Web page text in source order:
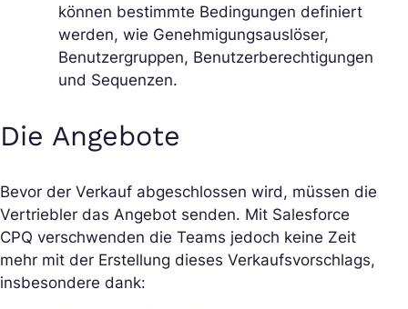
können bestimmte Bedingungen definiert
werden, wie Genehmigungsauslöser,
Benutzergruppen, Benutzerberechtigungen
und Sequenzen.
Die Angebote
Bevor der Verkauf abgeschlossen wird, müssen die
Vertriebler das Angebot senden. Mit Salesforce
CPQ verschwenden die Teams jedoch keine Zeit
mehr mit der Erstellung dieses Verkaufsvorschlags,
insbesondere dank: